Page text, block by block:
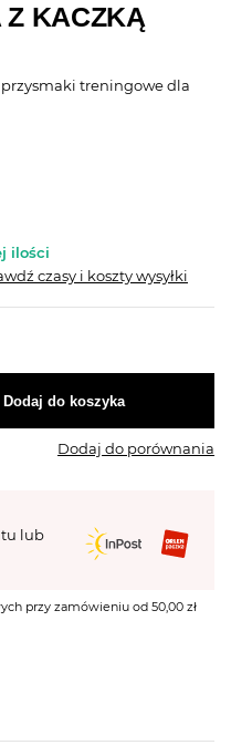
Z KACZKĄ
treningowe dla
ilości
czasy i koszty wysyłki
Dodaj do koszyka
Dodaj do porównania
lub
przy zamówieniu od 50,00 zł